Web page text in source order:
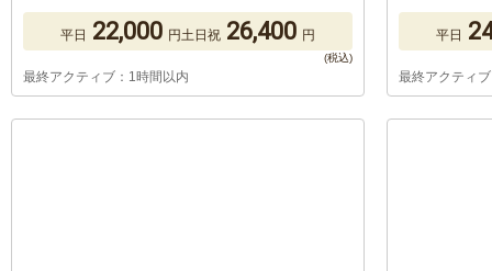
平日 22,000 円土日祝 26,400 円
最終アクティブ：1時間以内
平日
最終アクティ